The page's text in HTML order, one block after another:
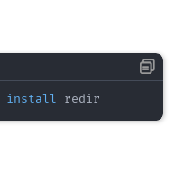
install